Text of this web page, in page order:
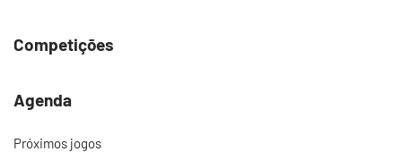
Competições
Agenda
Próximos jogos